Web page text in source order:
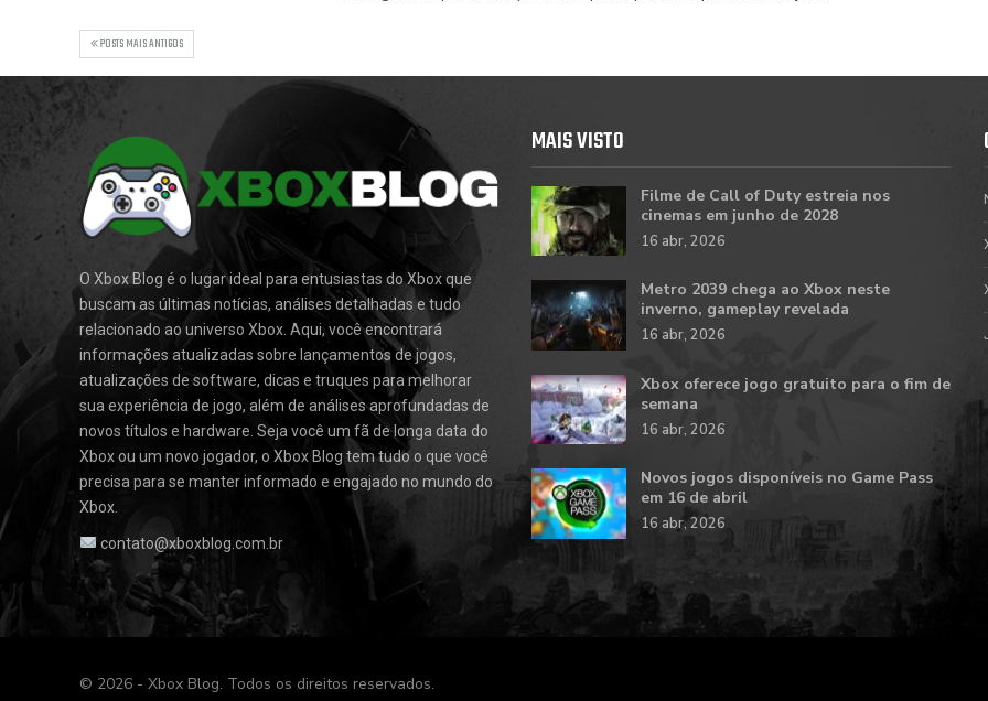
POSTS MAIS ANTIGOS
O Xbox Blog é o lugar ideal para entusiastas do Xbox que
buscam as últimas notícias, análises detalhadas e tudo
relacionado ao universo Xbox. Aqui, você encontrará
informações atualizadas sobre lançamentos de jogos,
atualizações de software, dicas e truques para melhorar
sua experiência de jogo, além de análises aprofundadas de
novos títulos e hardware. Seja você um fã de longa data do
Xbox ou um novo jogador, o Xbox Blog tem tudo o que você
precisa para se manter informado e engajado no mundo do
Xbox.
contato@xboxblog.com.br
MAIS VISTO
Filme de Call of Duty estreia nos
cinemas em junho de 2028
16 abr, 2026
Metro 2039 chega ao Xbox neste
inverno, gameplay revelada
16 abr, 2026
Xbox oferece jogo gratuito para o fim de
semana
16 abr, 2026
Novos jogos disponíveis no Game Pass
em 16 de abril
16 abr, 2026
© 2026 - Xbox Blog. Todos os direitos reservados.